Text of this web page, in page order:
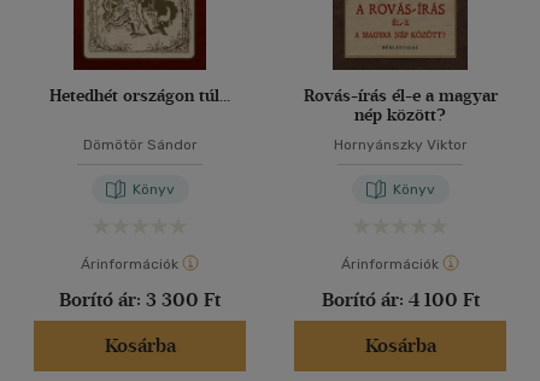
Hetedhét országon túl...
Dömötör Sándor
Könyv
Árinformációk
Borító ár: 3 300 Ft
Kosárba
Rovás-írás él-e a magyar
nép között?
Hornyánszky Viktor
Könyv
Árinformációk
Borító ár: 4 100 Ft
Kosárba